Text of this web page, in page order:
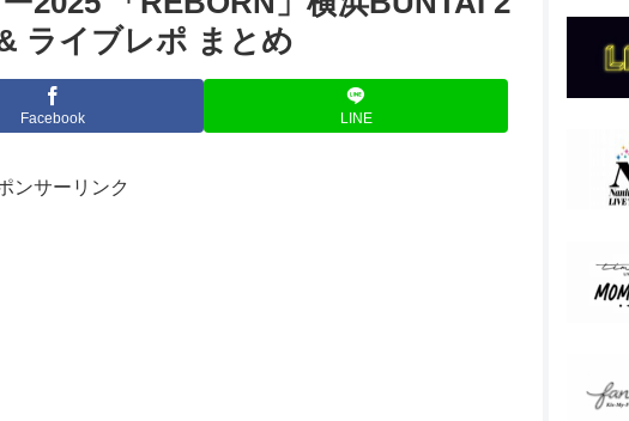
ライブレポ まとめ
Facebook LINE
ンサーリンク